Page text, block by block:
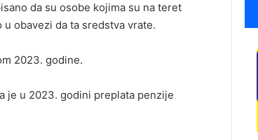
da su osobe kojima su na teret
obavezi da ta sredstva vrate.
2023. godine.
je u 2023. godini preplata penzije